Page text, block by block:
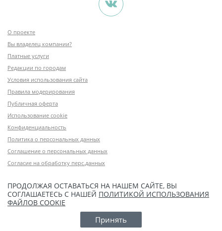
О проекте
Вы владелец компании?
Платные услуги
Редакции по городам
Условия использования сайта
Правила модерирования
Публичная оферта
Использование cookie
Конфиденциальность
Политика о персональных данных
Соглашение о персональных данных
Согласие на обработку перс.данных
ПРОДОЛЖАЯ ОСТАВАТЬСЯ НА НАШЕМ САЙТЕ, ВЫ
СОГЛАШАЕТЕСЬ С НАШЕЙ ПОЛИТИКОЙ ИСПОЛЬЗОВАНИЯ
ФАЙЛОВ COOKIE
Принять